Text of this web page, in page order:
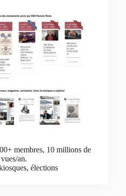
membres, 10 millions de
vues/an.
élections